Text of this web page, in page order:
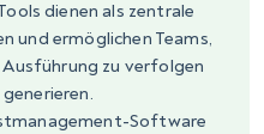
dienen als zentrale
und ermöglichen Teams,
zu verfolgen
Software